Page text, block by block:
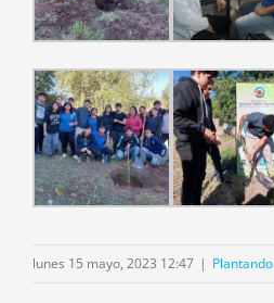
lunes 15 mayo, 2023 12:47 |